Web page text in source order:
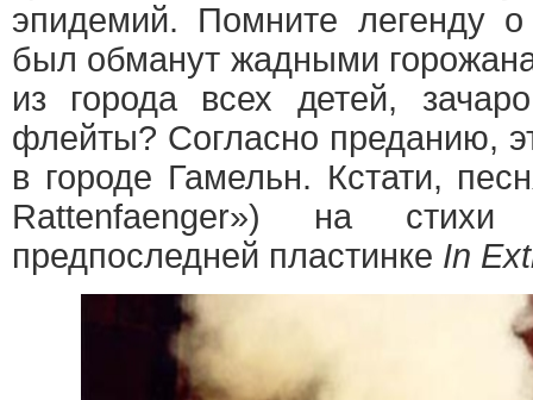
эпидемий. Помните легенду
был обманут жадными
из города всех детей,
флейты? Согласно преданию,
в городе Гамельн. Кстати,
Rattenfaenger») на
предпоследней пластинке In